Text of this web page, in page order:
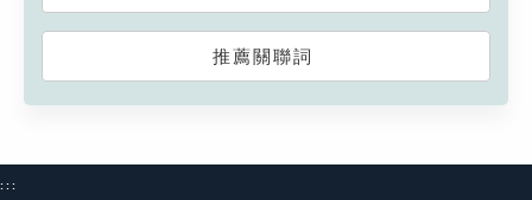
推薦關聯詞
:::